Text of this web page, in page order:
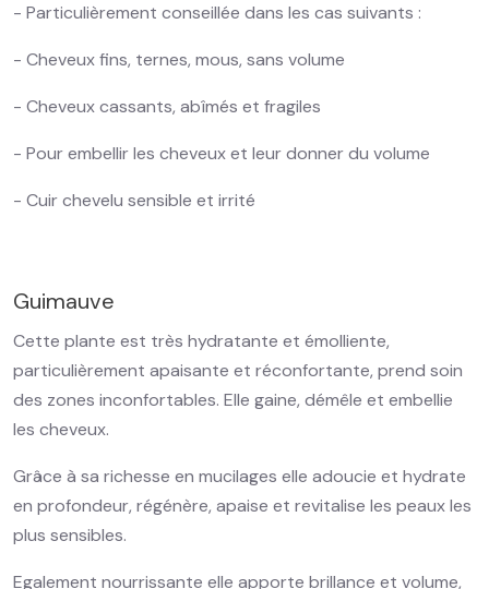
- Particulièrement conseillée dans les cas suivants :
- Cheveux fins, ternes, mous, sans volume
- Cheveux cassants, abîmés et fragiles
- Pour embellir les cheveux et leur donner du volume
- Cuir chevelu sensible et irrité
Guimauve
Cette plante est très hydratante et émolliente,
particulièrement apaisante et réconfortante, prend soin
des zones inconfortables. Elle gaine, démêle et embellie
les cheveux.
Grâce à sa richesse en mucilages elle adoucie et hydrate
en profondeur, régénère, apaise et revitalise les peaux les
plus sensibles.
Egalement nourrissante elle apporte brillance et volume,